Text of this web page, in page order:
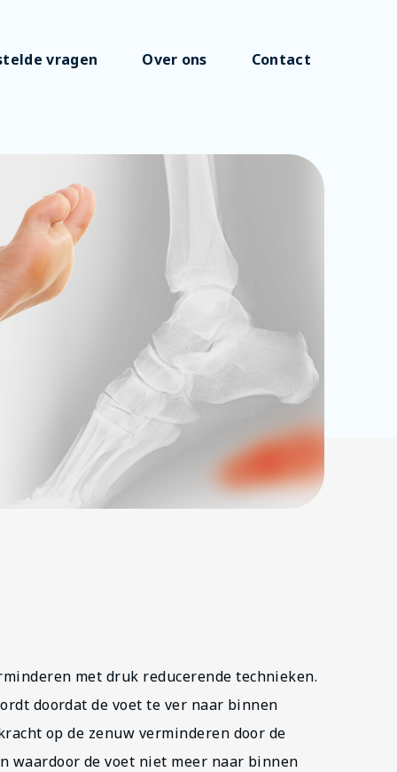
vragen Over ons Contact
met druk reducerende technieken.
doordat de voet te ver naar binnen
op de zenuw verminderen door de
waardoor de voet niet meer naar binnen